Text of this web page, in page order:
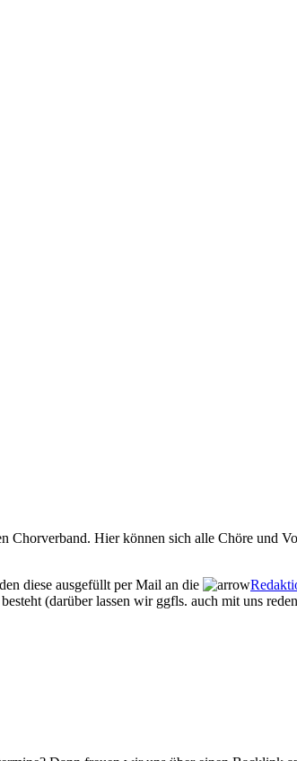
Hier können sich alle Chöre und
diese ausgefüllt per Mail an die
(darüber lassen wir ggfls. auch mit uns